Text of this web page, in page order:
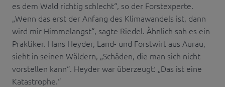
es dem Wald richtig schlecht“, so der Forstexperte.
„Wenn das erst der Anfang des Klimawandels ist, dann
wird mir Himmelangst“, sagte Riedel. Ähnlich sah es ein
Praktiker. Hans Heyder, Land- und Forstwirt aus Aurau,
sieht in seinen Wäldern, „Schäden, die man sich nicht
vorstellen kann“. Heyder war überzeugt: „Das ist eine
Katastrophe.“